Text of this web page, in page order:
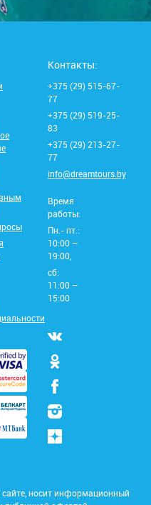
Контакты:
+375 (29) 515-67-
77
+375 (29) 519-25-
83
+375 (29) 213-27-
77
info@dreamtours.by
Время
работы:
Пн.- пт.:
10:00 –
19:00,
сб:
11:00 –
15:00
носит информационный